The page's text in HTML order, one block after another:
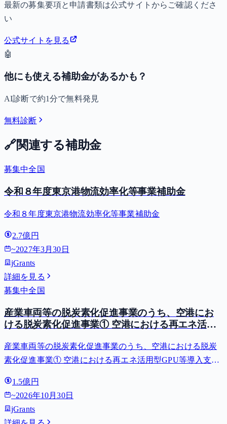
最新の募集要項と申請書類は公式サイトからご確認くださ
い
公式サイトを見る
🤖
他にも使える補助金があるかも？
AI診断で約1分で無料発見
無料診断
🔗関連する補助金
募集中全国
令和８年度東京港物流効率化等事業補助金
令和８年度東京港物流効率化等事業補助金
2.7億円
~2027年3月30日
jGrants
詳細を見る
募集中全国
産業車両等の脱炭素化促進事業のうち、空港にお
ける脱炭素化促進事業① 空港における再エネ活用
費等補助金）
産業車両等の脱炭素化促進事業のうち、空港における脱炭
素化促進事業① 空港における再エネ活用型GPU等導入支援
1.5億円
~2026年10月30日
jGrants